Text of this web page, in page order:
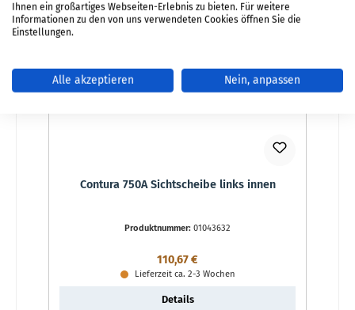
Contura 750A Sichtscheibe links innen
Produktnummer: 01043632
Regulärer Preis:
110,67 €
Lieferzeit ca. 2-3 Wochen
Details
Ihnen ein großartiges Webseiten-Erlebnis zu bieten. Für weitere
Informationen zu den von uns verwendeten Cookies öffnen Sie die
Einstellungen.
Alle akzeptieren Nein, anpassen